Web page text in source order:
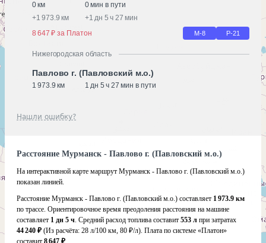
0 км
0 мин в пути
+1 973.9 км +1 дн 5 ч 27 мин
8 647 ₽ за Платон
М-8 Р-21
Нижегородская область
Павлово г. (Павловский м.о.)
1 973.9 км 1 дн 5 ч 27 мин в пути
Нашли ошибку?
Расстояние Мурманск - Павлово г. (Павловский м.о.)
На интерактивной карте маршрут Мурманск - Павлово г. (Павловский м.о.)
показан линией.
Расстояние Мурманск - Павлово г. (Павловский м.о.) составляет 1 973.9 км
по трассе. Ориентировочное время преодоления расстояния на машине
составляет 1 дн 5 ч. Средний расход топлива составит 553 л при затратах
44 240 ₽ (Из расчёта: 28 л/100 км, 80 ₽/л). Плата по системе «Платон»
составит 8 647 ₽